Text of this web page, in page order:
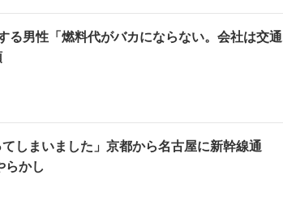
る男性「燃料代がバカにならない。会社は交通
しまいました」京都から名古屋に新幹線通
らかし